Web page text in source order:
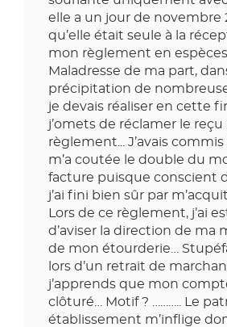
elle a un jour de novembre
qu’elle était seule à la
mon règlement en espèces
Maladresse de ma part,
précipitation de
je devais réaliser en cette
j’omets de réclamer le reçu
règlement... J’avais
m’a coutée le double du
facture puisque conscient
j’ai fini bien sûr par
Lors de ce règlement, j’ai
d’aviser la direction de ma
de mon étourderie…
lors d’un retrait de
j’apprends que mon
clôturé… Motif ? ……….. Le
établissement m’inflige